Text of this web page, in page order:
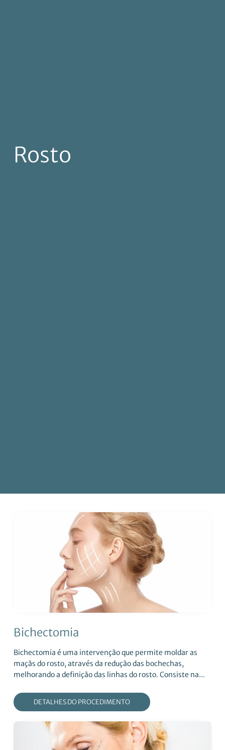
Rosto
Bichectomia
Bichectomia é uma intervenção que permite moldar as
maçãs do rosto, através da redução das bochechas,
melhorando a definição das linhas do rosto. Consiste na...
DETALHES DO PROCEDIMENTO